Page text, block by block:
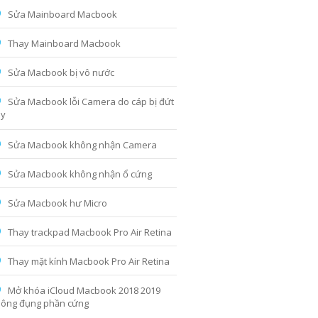
Sửa Mainboard Macbook
Thay Mainboard Macbook
Sửa Macbook bị vô nước
Sửa Macbook lỗi Camera do cáp bị đứt
Sửa Macbook không nhận Camera
Sửa Macbook không nhận ổ cứng
Sửa Macbook hư Micro
Thay trackpad Macbook Pro Air Retina
Thay mặt kính Macbook Pro Air Retina
Mở khóa iCloud Macbook 2018 2019
đụng phần cứng